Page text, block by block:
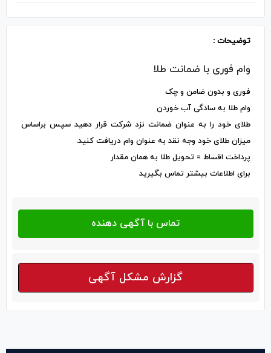
توضیحات :
وام فوری با ضمانت طلا
فوری و بدون ضامن و چک
وام طلا به سادگی آب خوردن
طلای خود را به عنوان ضمانت نزد شرکت قرار دهید سپس براساس
میزان طلای خود وجه نقد به عنوان وام دریافت کنید.
پرداخت اقساط = تحویل طلا به همان مقدار
برای اطلاعات بیشتر تماس بگیرید
گزارش مشکل آگهی